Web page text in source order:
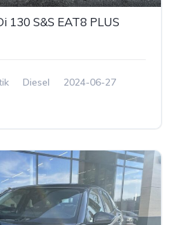
130 S&S EAT8 PLUS
Diesel
2024-06-27